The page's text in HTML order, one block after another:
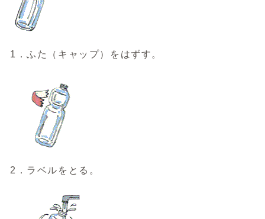
1．ふた（キャップ）をはずす。
2．ラベルをとる。